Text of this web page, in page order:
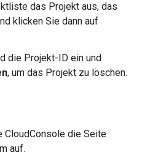
das Projekt aus, das
klicken Sie dann auf
die Projekt-ID ein und
, um das Projekt zu löschen.
CloudConsole die Seite
auf.